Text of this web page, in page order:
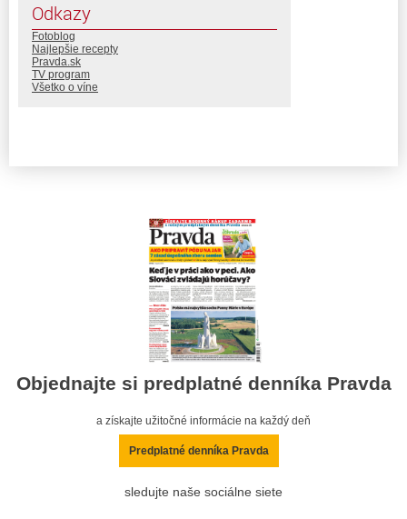
Odkazy
Fotoblog
Najlepšie recepty
Pravda.sk
TV program
Všetko o víne
Objednajte si predplatné denníka Pravda
a získajte užitočné informácie na každý deň
Predplatné denníka Pravda
sledujte naše sociálne siete